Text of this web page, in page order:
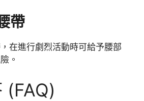
帶
在進行劇烈活動時可給予腰部
。
(FAQ)